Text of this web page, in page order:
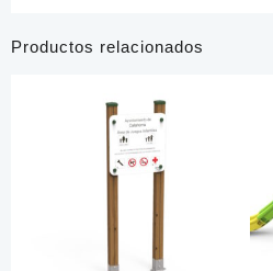
Productos relacionados